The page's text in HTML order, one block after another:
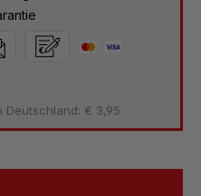
Deutschland: € 3,95